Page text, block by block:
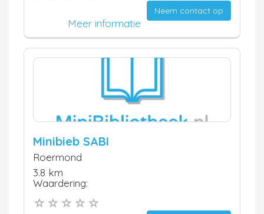
Neem contact op
Meer informatie
Minibieb SABI
Roermond
3.8 km
Waardering: